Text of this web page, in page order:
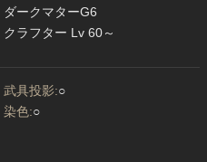
ダークマターG6
クラフター Lv 60～
武具投影:○
染色:○